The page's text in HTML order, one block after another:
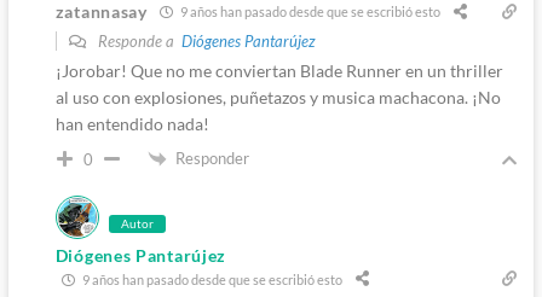
zatannasay 9 años han pasado desde que se escribió esto
Responde a Diógenes Pantarújez
¡Jorobar! Que no me conviertan Blade Runner en un thriller
al uso con explosiones, puñetazos y musica machacona. ¡No
han entendido nada!
0 Responder
Autor
Diógenes Pantarújez
9 años han pasado desde que se escribió esto